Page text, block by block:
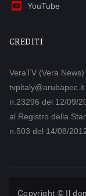
YouTube
CREDITI
VeraTV (Vera
n.23296 del 12/09/
al Registro della
n.503 del 14/08/
Copyright © Il